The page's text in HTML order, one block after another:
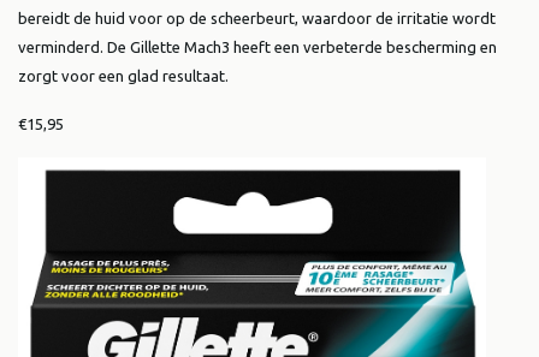
bereidt de huid voor op de scheerbeurt, waardoor de irritatie wordt
verminderd. De Gillette Mach3 heeft een verbeterde bescherming en
zorgt voor een glad resultaat.
€15,95